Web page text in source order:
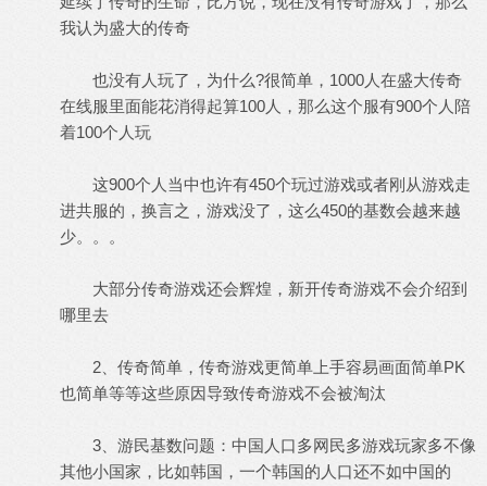
我认为盛大的传奇
也没有人玩了，为什么?很简单，1000人在盛大传奇
在线服里面能花消得起算100人，那么这个服有900个人陪
着100个人玩
这900个人当中也许有450个玩过游戏或者刚从游戏走
进共服的，换言之，游戏没了，这么450的基数会越来越
少。。。
大部分传奇游戏还会辉煌，新开传奇游戏不会介绍到
哪里去
2、传奇简单，传奇游戏更简单上手容易画面简单PK
也简单等等这些原因导致传奇游戏不会被淘汰
3、游民基数问题：中国人口多网民多游戏玩家多不像
其他小国家，比如韩国，一个韩国的人口还不如中国的